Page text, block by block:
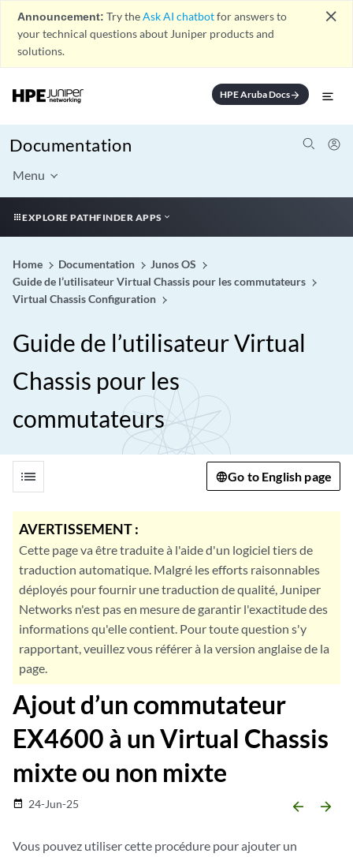
Announcement: Try theAsk AI chatbotfor answers to
your technical questions about Juniper products and
solutions.
close
HPE Aruba Docsarrow_forward
Documentation
Menu
EXPLORE PATHFINDER APPS
Home Documentation
Junos OS
Guide de l’utilisateur Virtual Chassis pour les commutateurs
Virtual Chassis Configuration
Guide de l’utilisateur Virtual
Chassis pour les
commutateurs
list Go to English page
AVERTISSEMENT :
Cette page va être traduite à l'aide d'un logiciel tiers de
traduction automatique. Malgré les efforts raisonnables
déployés pour fournir une traduction de qualité, Juniper
Networks n'est pas en mesure de garantir l'exactitude des
informations qu'elle contient. Pour toute question s'y
rapportant, veuillez vous référer à la version anglaise de la
page.
Ajout d’un commutateur
EX4600 à un Virtual Chassis
mixte ou non mixte
date_range 24-Jun-25 arrow_backward arrow_forward
Vous pouvez utiliser cette procédure pour ajouter un